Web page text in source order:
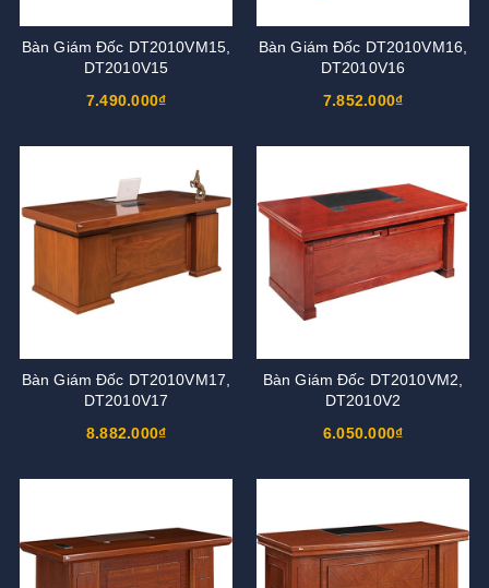
Bàn Giám Đốc DT2010VM15,
DT2010V15
7.490.000₫
Bàn Giám Đốc DT2010VM16,
DT2010V16
7.852.000₫
Bàn Giám Đốc DT2010VM17,
DT2010V17
8.882.000₫
Bàn Giám Đốc DT2010VM2,
DT2010V2
6.050.000₫